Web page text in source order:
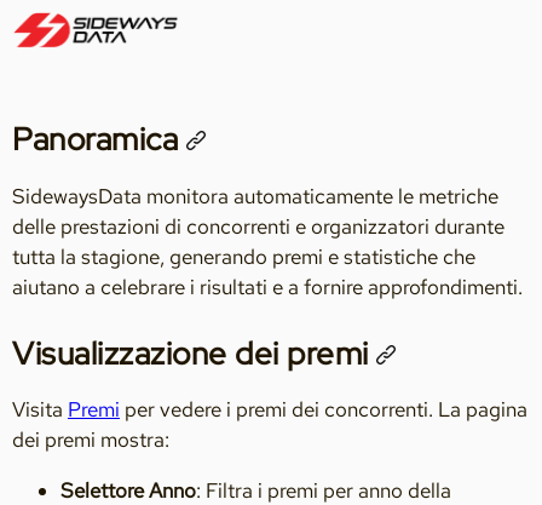
Panoramica
SidewaysData monitora automaticamente le metriche
delle prestazioni di concorrenti e organizzatori durante
tutta la stagione, generando premi e statistiche che
aiutano a celebrare i risultati e a fornire approfondimenti.
Visualizzazione dei premi
Visita Premi per vedere i premi dei concorrenti. La pagina
dei premi mostra:
Selettore Anno: Filtra i premi per anno della